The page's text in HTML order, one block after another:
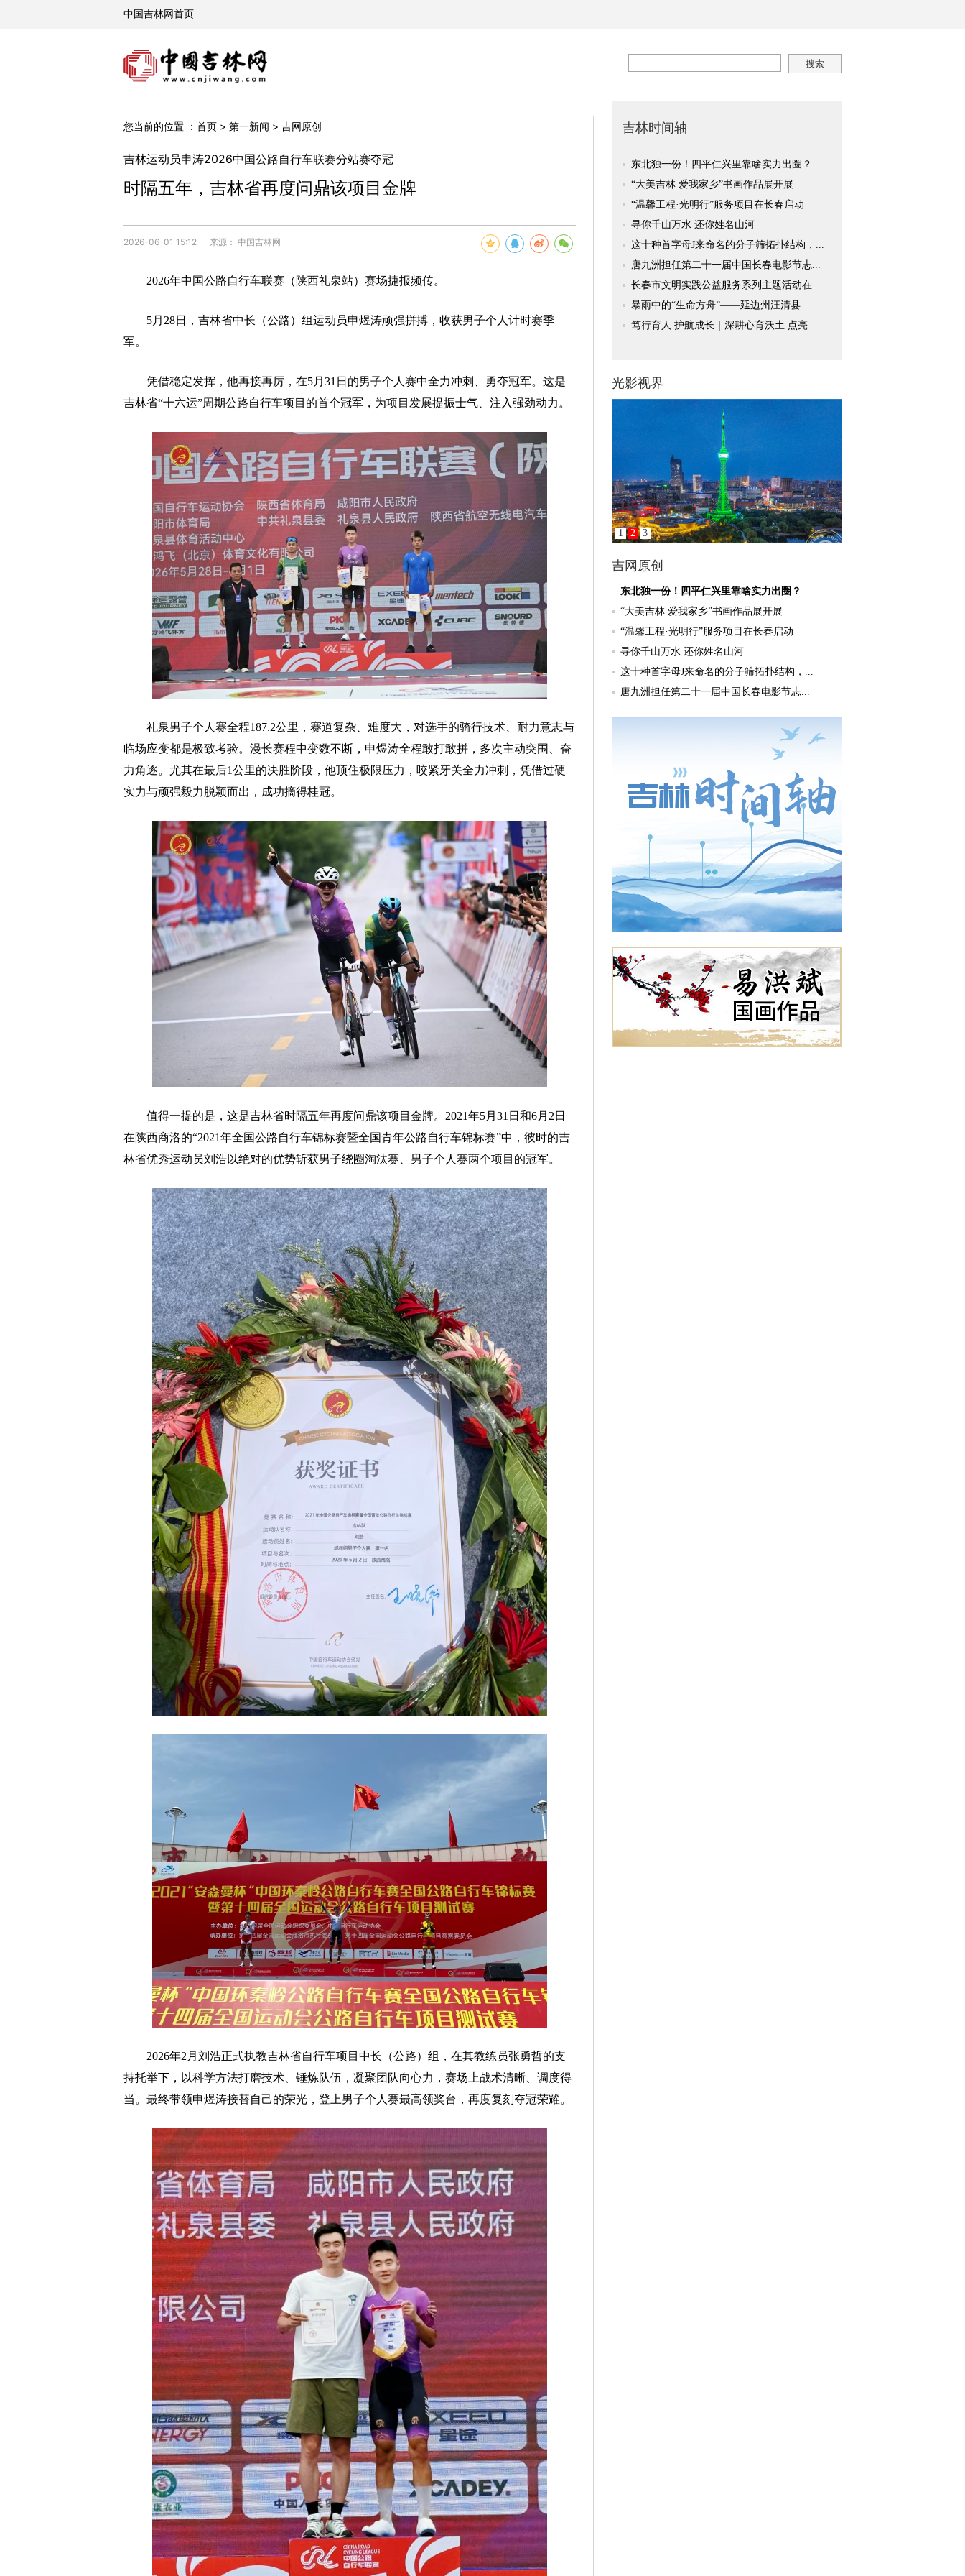
您当前的位置 ： 首页 > 第一新闻 > 吉网原创
吉林运动员申涛2026中国公路自行车联赛分站赛夺冠
时隔五年，吉林省再度问鼎该项目金牌
2026-06-01 15:12 来源： 中国吉林网
2026年中国公路自行车联赛（陕西礼泉站）赛场捷报频传。
5月28日，吉林省中长（公路）组运动员申煜涛顽强拼搏，收获男子个人计时赛季
军。
凭借稳定发挥，他再接再厉，在5月31日的男子个人赛中全力冲刺、勇夺冠军。这是
吉林省“十六运”周期公路自行车项目的首个冠军，为项目发展提振士气、注入强劲动力。
礼泉男子个人赛全程187.2公里，赛道复杂、难度大，对选手的骑行技术、耐力意志与
临场应变都是极致考验。漫长赛程中变数不断，申煜涛全程敢打敢拼，多次主动突围、奋
力角逐。尤其在最后1公里的决胜阶段，他顶住极限压力，咬紧牙关全力冲刺，凭借过硬
实力与顽强毅力脱颖而出，成功摘得桂冠。
值得一提的是，这是吉林省时隔五年再度问鼎该项目金牌。2021年5月31日和6月2日
在陕西商洛的“2021年全国公路自行车锦标赛暨全国青年公路自行车锦标赛”中，彼时的吉
林省优秀运动员刘浩以绝对的优势斩获男子绕圈淘汰赛、男子个人赛两个项目的冠军。
2026年2月刘浩正式执教吉林省自行车项目中长（公路）组，在其教练员张勇哲的支
持托举下，以科学方法打磨技术、锤炼队伍，凝聚团队向心力，赛场上战术清晰、调度得
当。最终带领申煜涛接替自己的荣光，登上男子个人赛最高领奖台，再度复刻夺冠荣耀。